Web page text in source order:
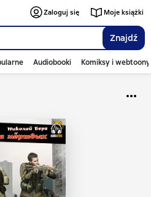
Znajdź
Zaloguj się Moje książki
Audiobooki Komiksy i webtoony